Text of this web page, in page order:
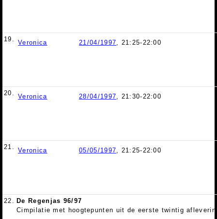
19. Veronica 21/04/1997, 21:25-22:00
20. Veronica 28/04/1997, 21:30-22:00
21. Veronica 05/05/1997, 21:25-22:00
22. De Regenjas 96/97
Cimpilatie met hoogtepunten uit de eerste twintig